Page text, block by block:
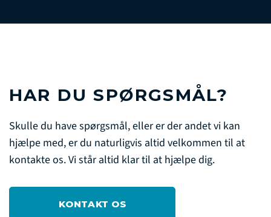
HAR DU SPØRGSMÅL?
Skulle du have spørgsmål, eller er der andet vi kan
hjælpe med, er du naturligvis altid velkommen til at
kontakte os. Vi står altid klar til at hjælpe dig.
KONTAKT OS